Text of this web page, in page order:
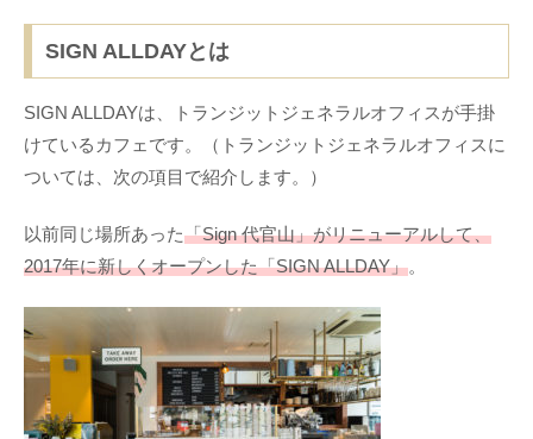
SIGN ALLDAYとは
SIGN ALLDAYは、トランジットジェネラルオフィスが手掛
けているカフェです。（トランジットジェネラルオフィスに
ついては、次の項目で紹介します。）
以前同じ場所あった「Sign 代官山」がリニューアルして、
2017年に新しくオープンした「SIGN ALLDAY」。